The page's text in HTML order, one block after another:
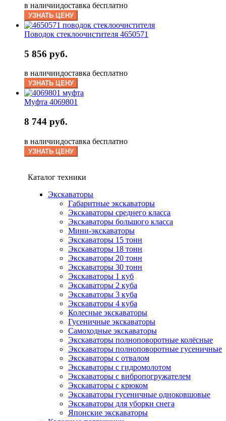
в наличиидоставка бесплатно
УЗНАТЬ ЦЕНУ
Поводок стеклоочистителя 4650571
5 856 руб.
в наличиидоставка бесплатно
УЗНАТЬ ЦЕНУ
Муфта 4069801
8 744 руб.
в наличиидоставка бесплатно
УЗНАТЬ ЦЕНУ
Каталог техники
Экскаваторы
Габаритные экскаваторы
Экскаваторы среднего класса
Экскаваторы большого класса
Мини-экскаваторы
Экскаваторы 15 тонн
Экскаваторы 18 тонн
Экскаваторы 20 тонн
Экскаваторы 30 тонн
Экскаваторы 1 куб
Экскаваторы 2 куба
Экскаваторы 3 куба
Экскаваторы 4 куба
Колесные экскаваторы
Гусеничные экскаваторы
Самоходные экскаваторы
Экскаваторы полноповоротные колёсные
Экскаваторы полноповоротные гусеничные
Экскаваторы с отвалом
Экскаваторы с гидромолотом
Экскаваторы с вибропогружателем
Экскаваторы с крюком
Экскаваторы гусеничные одноковшовые
Экскаваторы для уборки снега
Японские экскаваторы